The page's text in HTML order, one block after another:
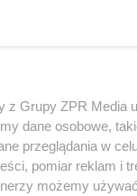
z Grupy ZPR Media
dane osobowe,
przeglądania w
pomiar reklam i
możemy